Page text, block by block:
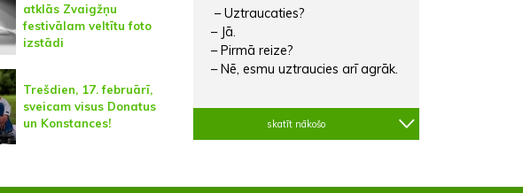
atklās Zvaigžņu
festivālam veltītu foto
izstādi
Trešdien, 17. februārī,
sveicam visus Donatus
un Konstances!
– Uztraucaties?
– Jā.
– Pirmā reize?
– Nē, esmu uztraucies arī agrāk.
skatīt nākošo